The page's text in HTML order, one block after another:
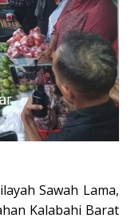
Sawah Lama,
Kalabahi Barat